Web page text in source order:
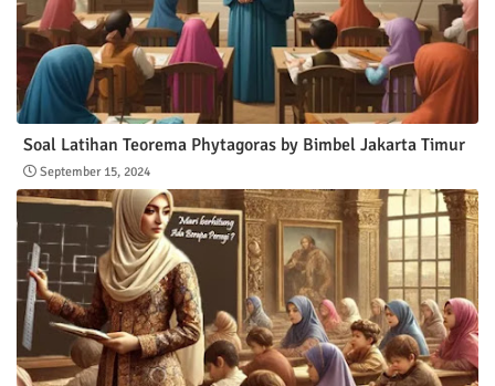
Soal Latihan Teorema Phytagoras by Bimbel Jakarta Timur
September 15, 2024